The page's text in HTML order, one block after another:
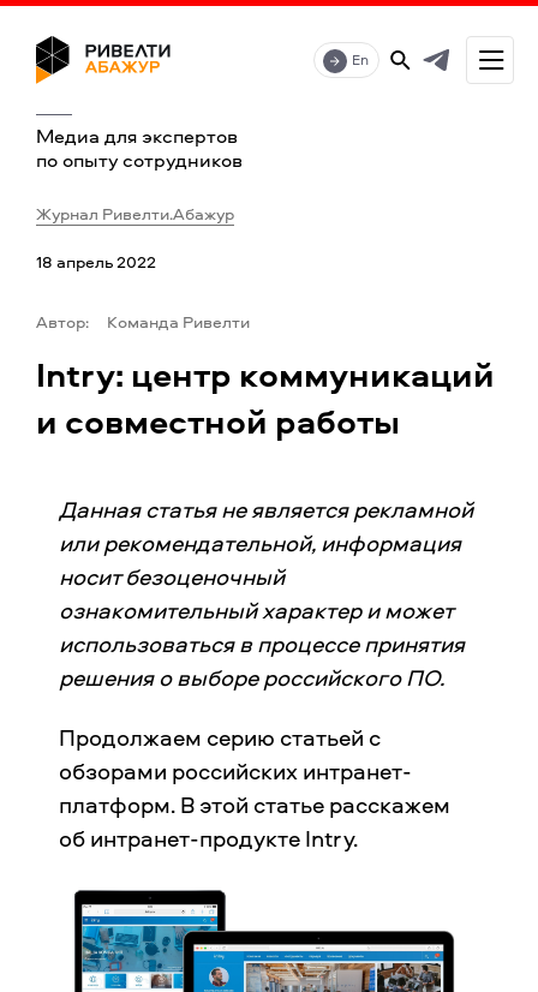
Медиа для экспертов
по опыту сотрудников
En
Журнал Ривелти.Абажур
18 апрель 2022
Автор: Команда Ривелти
Intry: центр коммуникаций
и совместной работы
Данная статья не является рекламной
или рекомендательной, информация
носит безоценочный
ознакомительный характер и может
использоваться в процессе принятия
решения о выборе российского ПО.
Продолжаем серию статьей с
обзорами российских интранет-
платформ. В этой статье расскажем
об интранет-продукте Intry.